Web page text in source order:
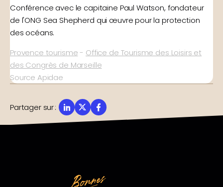
Conférence avec le capitaine Paul Watson, fondateur
de l'ONG Sea Shepherd qui œuvre pour la protection
des océans.
Provence tourisme- Office de Tourisme des Loisirs et
des Congrès de Marseille
Source Apidae
Partager sur: